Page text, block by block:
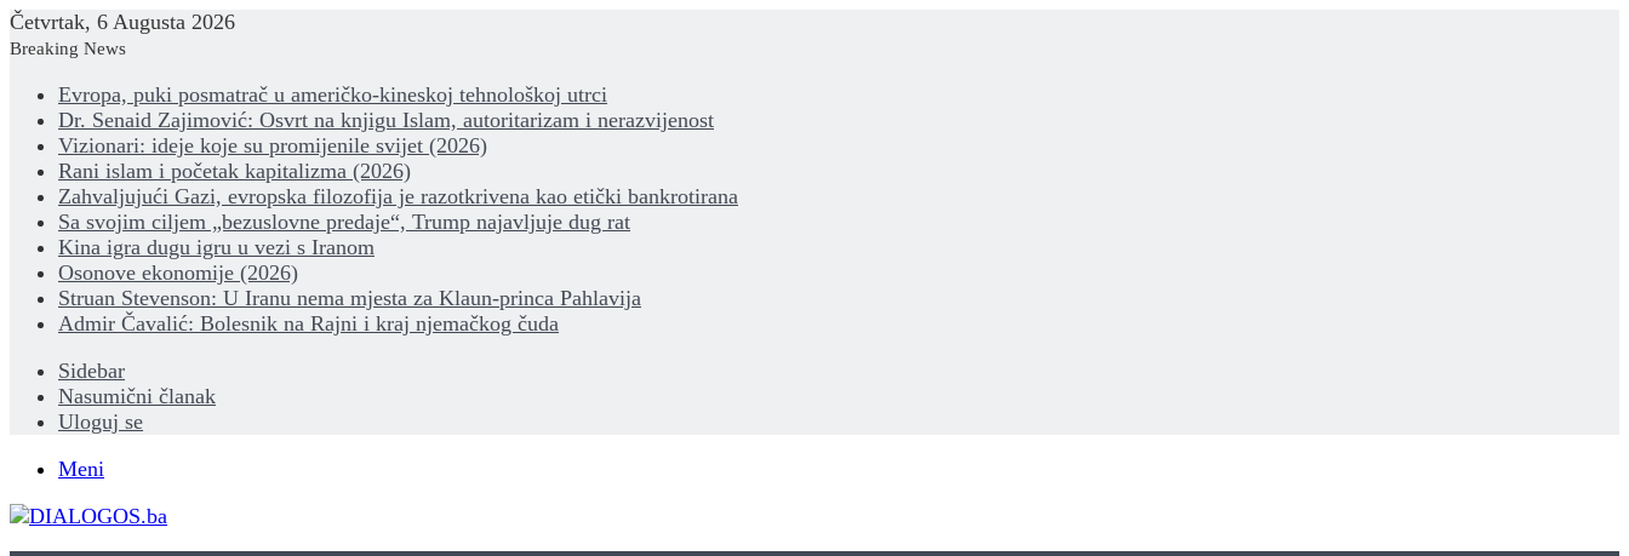
Četvrtak, 6 Augusta 2026
Breaking News
Evropa, puki posmatrač u američko-kineskoj tehnološkoj utrci
Dr. Senaid Zajimović: Osvrt na knjigu Islam, autoritarizam i nerazvijenost
Vizionari: ideje koje su promijenile svijet (2026)
Rani islam i početak kapitalizma (2026)
Zahvaljujući Gazi, evropska filozofija je razotkrivena kao etički bankrotirana
Sa svojim ciljem „bezuslovne predaje“, Trump najavljuje dug rat
Kina igra dugu igru u vezi s Iranom
Osonove ekonomije (2026)
Struan Stevenson: U Iranu nema mjesta za Klaun-princa Pahlavija
Admir Čavalić: Bolesnik na Rajni i kraj njemačkog čuda
Sidebar
Nasumični članak
Uloguj se
Meni